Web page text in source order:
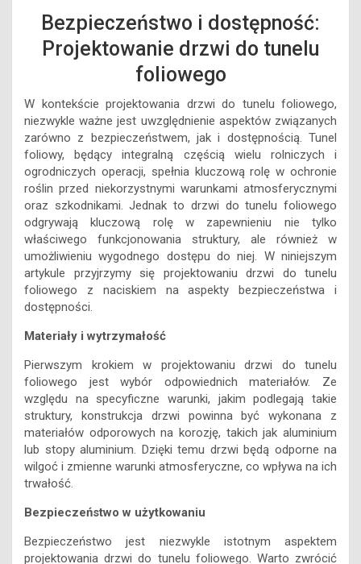
Bezpieczeństwo i dostępność:
Projektowanie drzwi do tunelu
foliowego
W kontekście projektowania drzwi do tunelu foliowego,
niezwykle ważne jest uwzględnienie aspektów związanych
zarówno z bezpieczeństwem, jak i dostępnością. Tunel
foliowy, będący integralną częścią wielu rolniczych i
ogrodniczych operacji, spełnia kluczową rolę w ochronie
roślin przed niekorzystnymi warunkami atmosferycznymi
oraz szkodnikami. Jednak to drzwi do tunelu foliowego
odgrywają kluczową rolę w zapewnieniu nie tylko
właściwego funkcjonowania struktury, ale również w
umożliwieniu wygodnego dostępu do niej. W niniejszym
artykule przyjrzymy się projektowaniu drzwi do tunelu
foliowego z naciskiem na aspekty bezpieczeństwa i
dostępności.
Materiały i wytrzymałość
Pierwszym krokiem w projektowaniu drzwi do tunelu
foliowego jest wybór odpowiednich materiałów. Ze
względu na specyficzne warunki, jakim podlegają takie
struktury, konstrukcja drzwi powinna być wykonana z
materiałów odporowych na korozję, takich jak aluminium
lub stopy aluminium. Dzięki temu drzwi będą odporne na
wilgoć i zmienne warunki atmosferyczne, co wpływa na ich
trwałość.
Bezpieczeństwo w użytkowaniu
Bezpieczeństwo jest niezwykle istotnym aspektem
projektowania drzwi do tunelu foliowego. Warto zwrócić